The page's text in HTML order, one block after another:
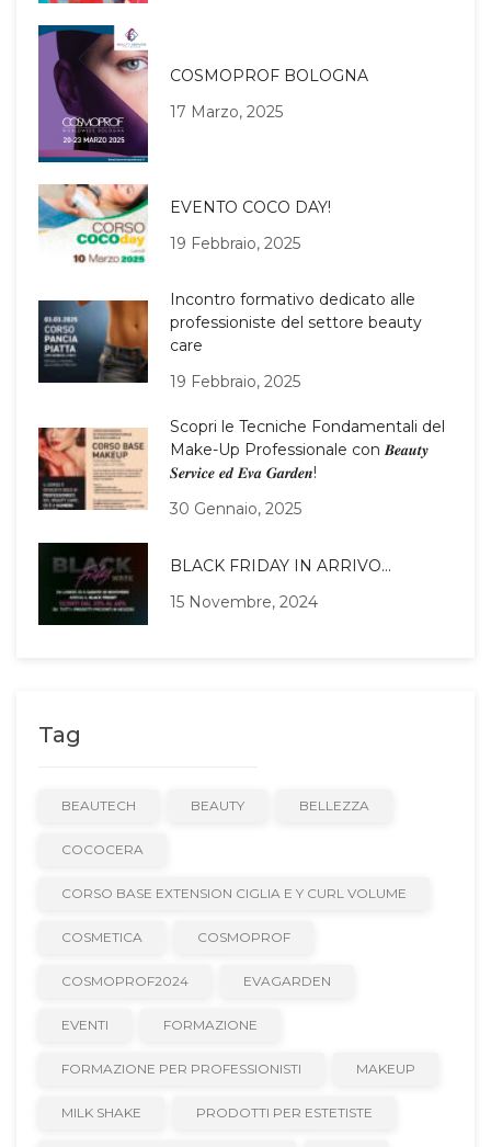
COSMOPROF BOLOGNA
17 Marzo, 2025
EVENTO COCO DAY!
19 Febbraio, 2025
Incontro formativo dedicato alle
professioniste del settore beauty
care
19 Febbraio, 2025
Scopri le Tecniche Fondamentali del
Make-Up Professionale con 𝑩𝒆𝒂𝒖𝒕𝒚
𝑺𝒆𝒓𝒗𝒊𝒄𝒆 𝒆𝒅 𝑬𝒗𝒂 𝑮𝒂𝒓𝒅𝒆𝒏!
30 Gennaio, 2025
BLACK FRIDAY IN ARRIVO…
15 Novembre, 2024
Tag
BEAUTECH BEAUTY BELLEZZA
COCOCERA
CORSO BASE EXTENSION CIGLIA E Y CURL VOLUME
COSMETICA COSMOPROF
COSMOPROF2024 EVAGARDEN
EVENTI FORMAZIONE
FORMAZIONE PER PROFESSIONISTI MAKEUP
MILK SHAKE PRODOTTI PER ESTETISTE